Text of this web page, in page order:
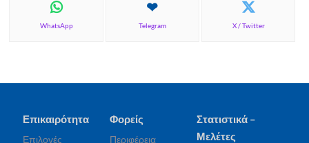
WhatsApp Telegram X / Twitter
Επικαιρότητα
Επιλογές
Φορείς
Περιφέρεια
Στατιστικά –
Μελέτες